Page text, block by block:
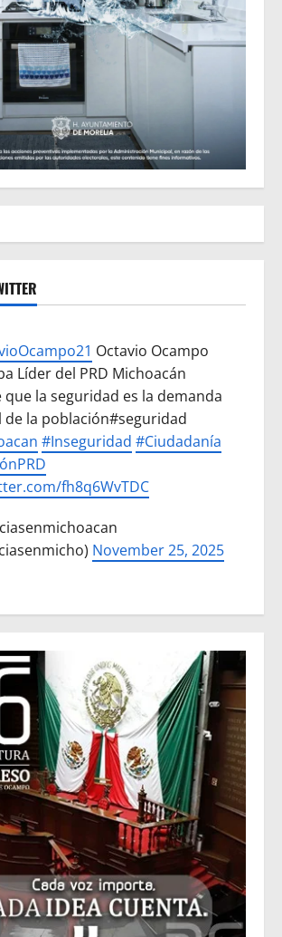
Octavio Ocampo
Líder del PRD Michoacán
la seguridad es la demanda
de la población#seguridad
#Inseguridad #Ciudadanía
fh8q6WvTDC
November 25, 2025